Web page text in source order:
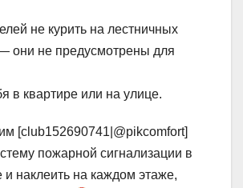
не курить на лестничных
они не предусмотрены для
в квартире или на улице.
[club152690741|@pikcomfort]
пожарной сигнализации в
наклеить на каждом этаже,